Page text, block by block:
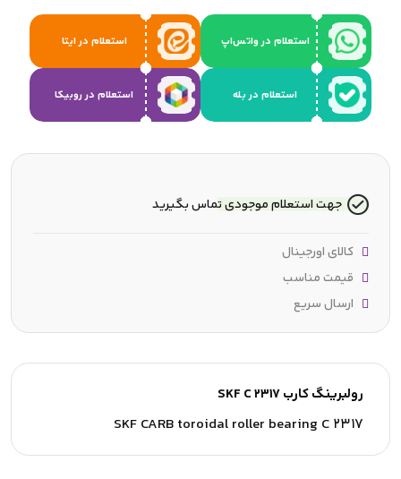
استعلام در واتس‌اپ استعلام در ایتا
استعلام در بله استعلام در روبیکا
رولبرینگ کارب SKF C 2317
SKF CARB toroidal roller bearing C 2317
جهت استعلام موجودی تماس بگیرید
کالای اورجینال
قیمت مناسب
ارسال سریع